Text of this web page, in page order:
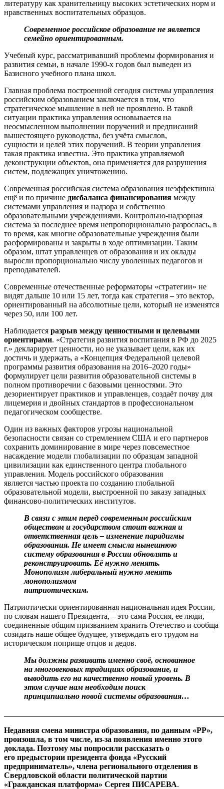
литературу как хранительницу высоких эстетических норм и
нравственных воспитательных образцов.
Современное российское образование не является
семейно ориентированным.
Учебный курс, рассматривавший проблемы формирования и
развития семьи, в начале 1990-х годов был выведен из
Базисного учебного плана школ.
Главная проблема построенной сегодня системы управления
российским образованием заключается в том, что
стратегическое мышление в ней не проявлено. В такой
ситуации практика управления основывается на
неосмысленном выполнении поручений и предписаний
вышестоящего руководства, без учёта смыслов,
сущности и целей этих поручений. В теории управления
такая практика известна. Это практика управляемой
деконструкции объектов, она применяется для разрушения
систем, подлежащих уничтожению.
Современная российская система образования неэффективна
ещё и по причине дисбаланса финансирования между
системами управления и надзора и собственно
образовательными учреждениями. Контрольно-надзорная
система за последнее время непропорционально разрослась, в
то время, как многие образовательные учреждения были
расформированы и закрыты в ходе оптимизации. Таким
образом, штат управленцев от образования и их оклады
выросли пропорционально числу уволенных педагогов и
преподавателей.
Современные отечественные реформаторы «стратегии» не
видят дальше 10 или 15 лет, тогда как стратегия – это вектор,
ориентированный на абсолютные цели, который не изменятся
через 50, или 100 лет.
Наблюдается разрыв между ценностными и целевыми
ориентирами. «Стратегия развития воспитания в РФ до 2025
г.» декларирует ценности, но не указывает цели, как их
достичь и удержать, а «Концепция Федеральной целевой
программы развития образования на 2016–2020 годы»
формулирует цели развития образовательной системы в
полном противоречии с базовыми ценностями. Это
дезориентирует практиков и управленцев, создаёт почву для
лицемерия и двойных стандартов в профессиональном
педагогическом сообществе.
Один из важных факторов угрозы национальной
безопасности связан со стремлением США и его партнеров
сохранить доминирование в мире через повсеместное
насаждение модели глобализации по образцам западной
цивилизации как единственного центра глобального
управления. Модель российского образования
является частью проекта по созданию глобальной
образовательной модели, выстроенной по заказу западных
финансово-политических институтов.
В связи с этим перед современным российским
обществом и государством стоит важная и
ответственная цель – изменение парадигмы
образования. Не имеет смысла нынешнюю
систему образования в России обновлять и
реконструировать. Её нужно менять.
Монополизм либеральный нужно менять
монополизмом
патриотическим.
Патриотически ориентированная национальная идея России,
по словам нашего Президента, – это сама Россия, ее люди,
соединенные общим призванием хранить Отечество и сообща
созидать наше общее будущее, утверждать его трудом на
историческом поприще отцов и дедов.
Мы должны развивать именно своё, основанное
на многовековых традициях образование, и
выводить его на качественно новый уровень. В
этом случае нам необходим поиск
принципиально новой системы образования…
Недавняя смена министра образования, по данным «РР»,
произошла, в том числе, из-за появления именно этого
доклада. Поэтому мы попросили рассказать о
его предыстории президента фонда «Русский
предприниматель», члена регионального отделения в
Свердловской области политической партии
«Гражданская платформа» Сергея ПИСАРЕВА.